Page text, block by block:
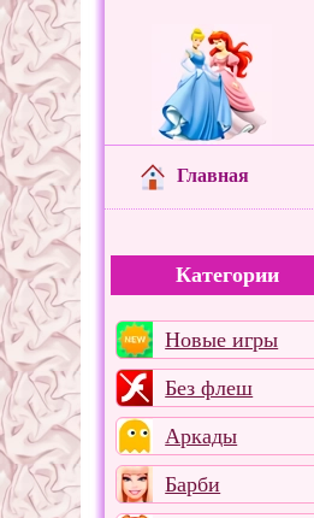
Главная
Категории
Новые игры
Без флеш
Аркады
Барби